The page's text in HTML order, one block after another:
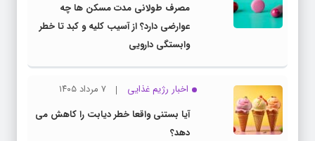
مصرف طولانی مدت مسکن ها چه
عوارضی دارد؟ از آسیب کلیه و کبد تا خطر
وابستگی دارویی
اخبار رژیم غذایی
۷ مرداد ۱۴۰۵
آیا بستنی واقعا خطر دیابت را کاهش می
دهد؟